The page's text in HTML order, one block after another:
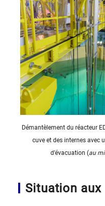
Démantèlement du réacteur
cuve et des internes avec
d’évacuation (au
Situation aux